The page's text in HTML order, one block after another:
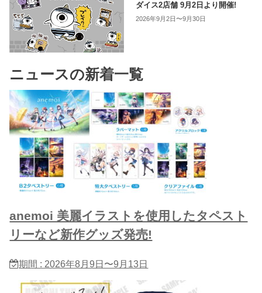
ダイス2店舗 9月2日より開催!
2026年9月2日〜9月30日
ニュースの新着一覧
anemoi 美麗イラストを使用したタペスト
リーなど新作グッズ発売!
期間 : 2026年8月9日〜9月13日